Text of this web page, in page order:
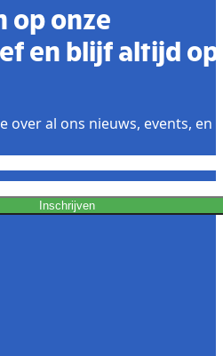
op onze
en blijf altijd op
over al ons nieuws, events, en
Inschrijven